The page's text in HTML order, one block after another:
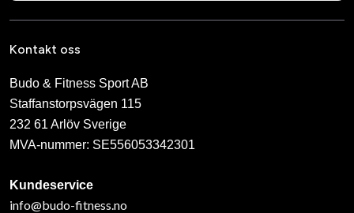
Kontakt oss
Budo & Fitness Sport AB
Staffanstorpsvägen 115
232 61 Arlöv Sverige
MVA-nummer: SE556053342301
Kundeservice
info@budo-fitness.no